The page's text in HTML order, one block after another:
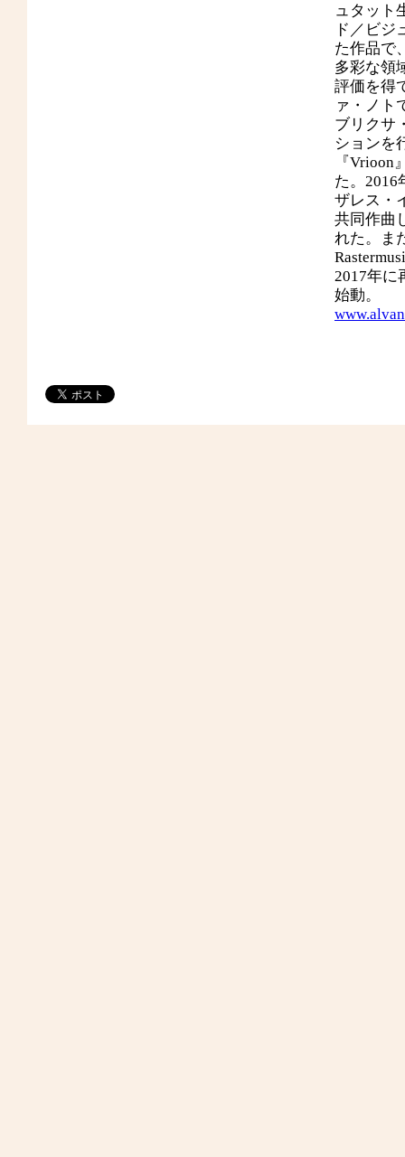
ュタット
ド／ビジ
た作品で
多彩な領
評価を得
ァ・ノト
ブリクサ
ションを
『
た。2016
ザレス・
共同作曲
れた。ま
2017年に
始動。